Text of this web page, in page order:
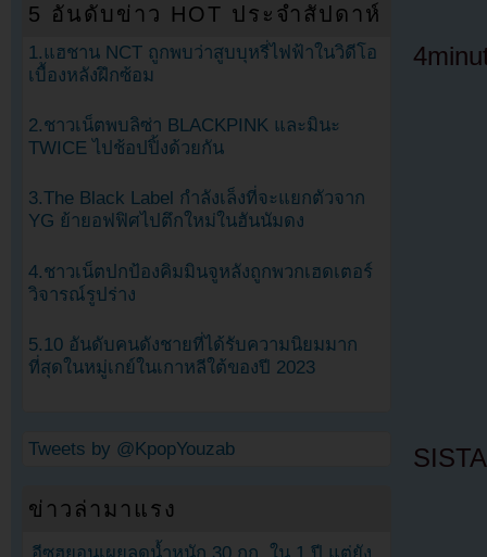
5 อันดับข่าว HOT ประจำสัปดาห์
1.แฮชาน NCT ถูกพบว่าสูบบุหรี่ไฟฟ้าในวิดีโอ
เบื้องหลังฝึกซ้อม
2.ชาวเน็ตพบลิซ่า BLACKPINK และมินะ
TWICE ไปช้อปปิ้งด้วยกัน
3.The Black Label กำลังเล็งที่จะแยกตัวจาก
YG ย้ายอฟฟิศไปตึกใหม่ในฮันนัมดง
4.ชาวเน็ตปกป้องคิมมินจูหลังถูกพวกเฮดเตอร์
วิจารณ์รูปร่าง
5.10 อันดับคนดังชายที่ได้รับความนิยมมาก
ที่สุดในหมู่เกย์ในเกาหลีใต้ของปี 2023
Tweets by @KpopYouzab
ข่าวล่ามาแรง